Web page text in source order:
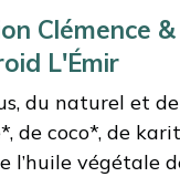
Clémence
L'Émir
du naturel et de
de coco*, de
l’huile végétale